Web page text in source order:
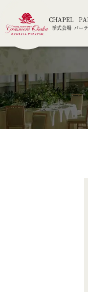
CHAPEL
挙式会場 パー